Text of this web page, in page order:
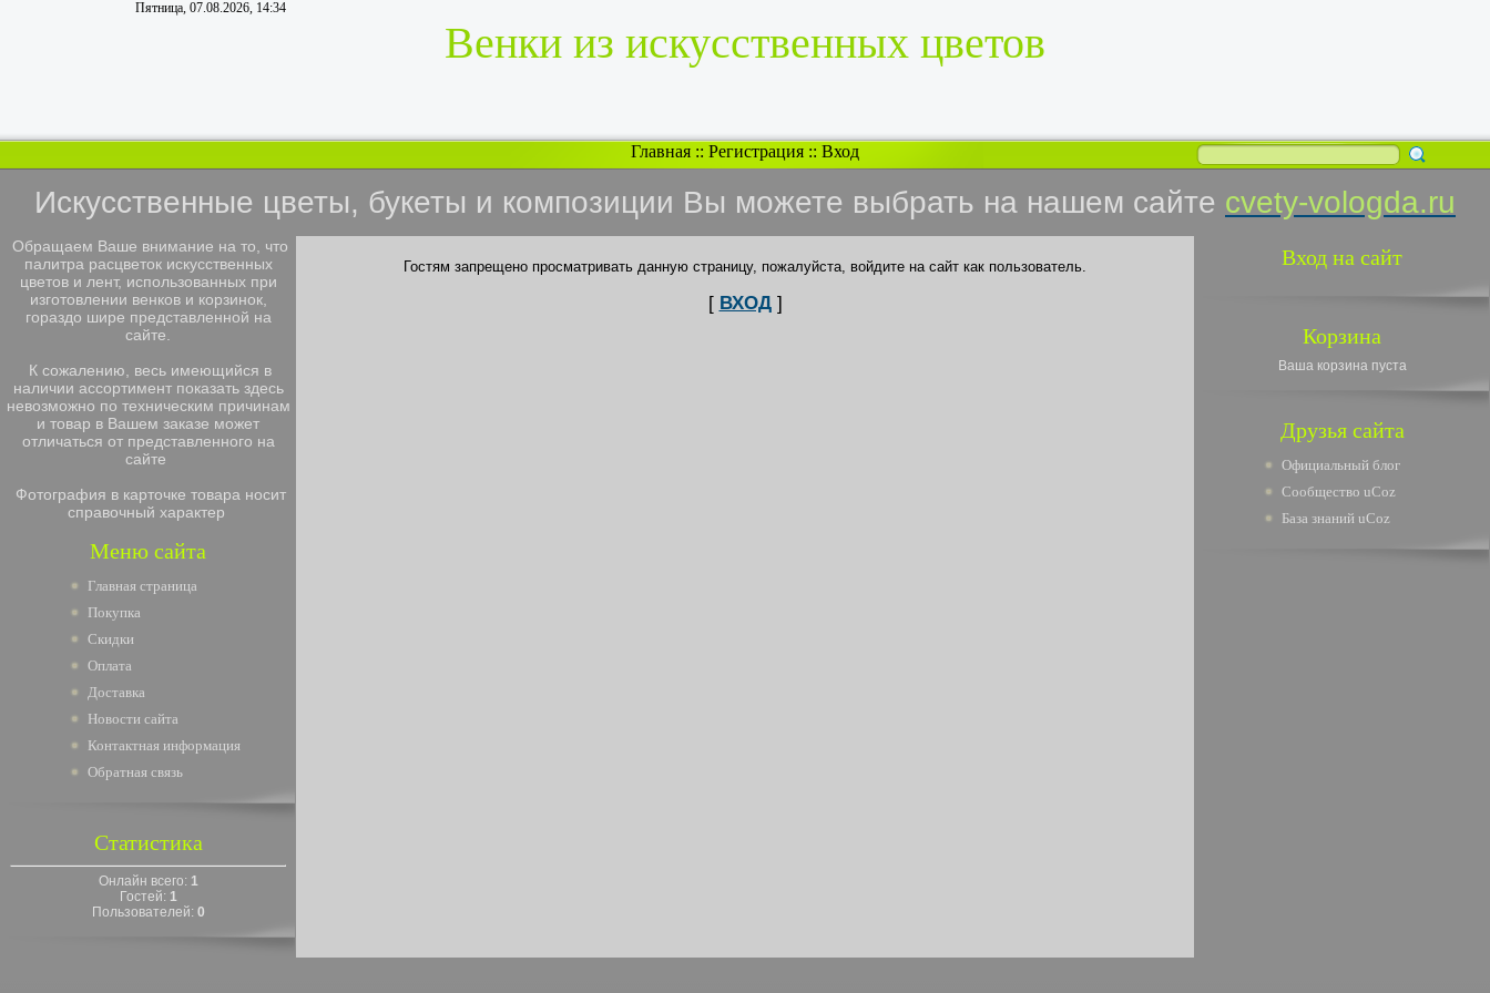
Пятница, 07.08.2026, 14:34
Венки из искусственных цветов
Главная :: Регистрация :: Вход
Искусственные цветы, букеты и композиции Вы можете выбрать на нашем сайте cvety-vologda.ru
Обращаем Ваше внимание на то, что
палитра расцветок искусственных
цветов и лент, использованных при
изготовлении венков и корзинок,
гораздо шире представленной на
сайте.
К сожалению, весь имеющийся в
наличии ассортимент показать здесь
невозможно по техническим причинам
и товар в Вашем заказе может
отличаться от представленного на
сайте
Фотография в карточке товара носит
справочный характер
Меню сайта
Главная страница
Покупка
Скидки
Оплата
Доставка
Новости сайта
Контактная информация
Обратная связь
Статистика
Онлайн всего: 1
Гостей: 1
Пользователей: 0
Гостям запрещено просматривать данную страницу, пожалуйста, войдите на сайт как пользователь.
[ ВХОД]
Вход на сайт
Корзина
Ваша корзина пуста
Друзья сайта
Официальный блог
Сообщество uCoz
База знаний uCoz